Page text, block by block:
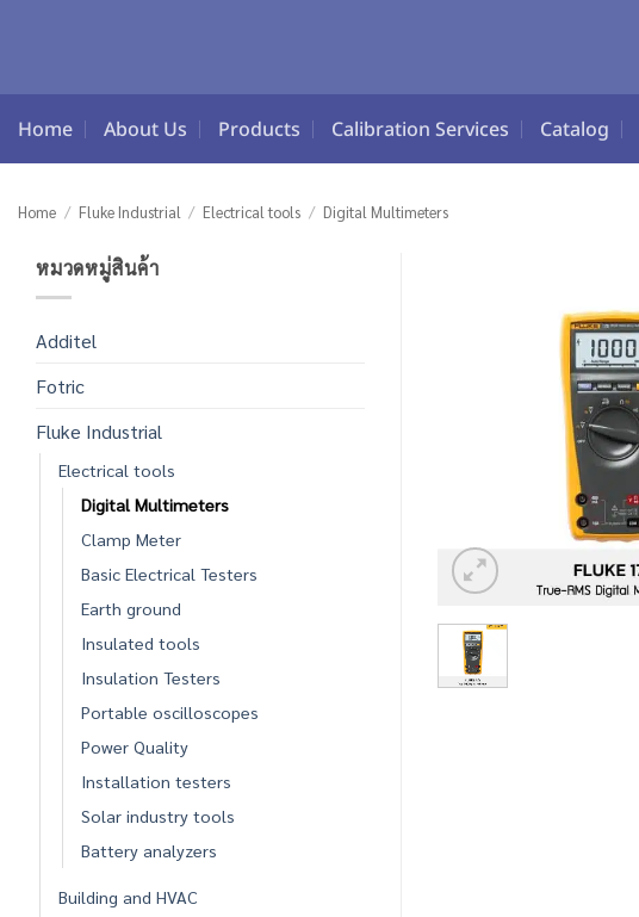
Home About Us Products Calibration Services Catalog
Home / Fluke Industrial / Electrical tools / Digital Multimeters
หมวดหมู่สินค้า
Additel
Fotric
Fluke Industrial
Electrical tools
Digital Multimeters
Clamp Meter
Basic Electrical Testers
Earth ground
Insulated tools
Insulation Testers
Portable oscilloscopes
Power Quality
Installation testers
Solar industry tools
Battery analyzers
Building and HVAC